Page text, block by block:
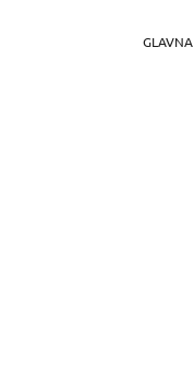
GLAVNA